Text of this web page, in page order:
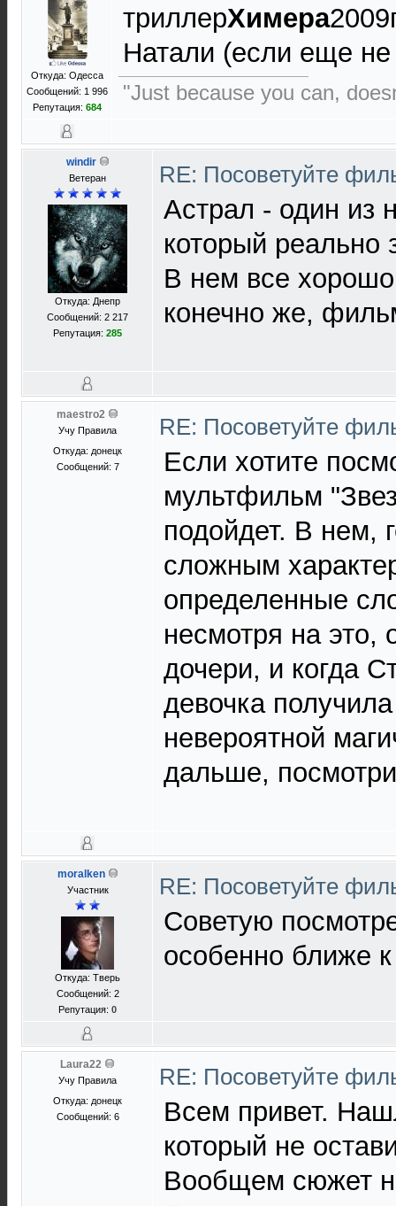
Откуда: Одесса
Сообщений: 1 996
Репутация: 684
триллерХимера
Натали (если еще
"Just because you can,
windir
Ветеран
Откуда: Днепр
Сообщений: 2 217
Репутация: 285
RE: Посоветуйте
Астрал - один из
который реально
В нем все
конечно же,
maestro2
Учу Правила
Откуда: донецк
Сообщений: 7
RE: Посоветуйте
Если хотите
мультфильм
подойдет. В нем,
сложным
определенные
несмотря на это,
дочери, и когда
девочка
невероятной
дальше,
moralken
Участник
Откуда: Тверь
Сообщений: 2
Репутация: 0
RE: Посоветуйте
Советую
особенно ближе
Laura22
Учу Правила
Откуда: донецк
Сообщений: 6
RE: Посоветуйте
Всем привет.
который не
Вообщем сюжет